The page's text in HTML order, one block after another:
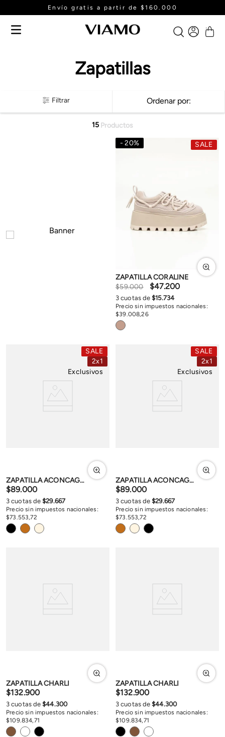
Envío gratis a partir de $160.000
Zapatillas
Filtrar Ordenar por
15 Productos
20% SALE
ZAPATILLA CORALINE
$59.000 $47.200
Precio sin impuestos nacionales:
$39.008,26
3 cuotas de$15.734
SALE
2x1
Exclusivos
ZAPATILLA ACONCAGUA
$89.000
Precio sin impuestos nacionales:
$73.553,72
3 cuotas de$29.667
SALE
2x1
Exclusivos
ZAPATILLA ACONCAGUA
$89.000
Precio sin impuestos nacionales:
$73.553,72
3 cuotas de$29.667
ZAPATILLA CHARLI
$132.900
Precio sin impuestos nacionales:
$109.834,71
3 cuotas de$44.300
ZAPATILLA CHARLI
$132.900
Precio sin impuestos nacionales:
$109.834,71
3 cuotas de$44.300